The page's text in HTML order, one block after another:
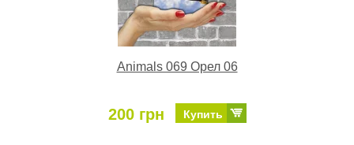
Animals 069 Орел 06
200 грн Купить